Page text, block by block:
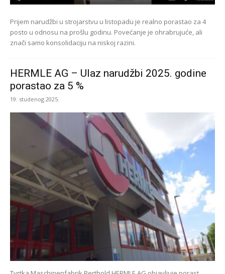
Prijem narudžbi u strojarstvu u listopadu je realno porastao za 4
posto u odnosu na prošlu godinu. Povećanje je ohrabrujuće, ali
znači samo konsolidaciju na niskoj razini.
HERMLE AG – Ulaz narudžbi 2025. godine
porastao za 5 %
19. studenog 2025.